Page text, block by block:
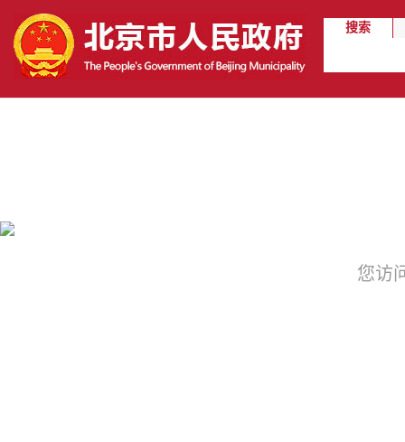
搜索
您访